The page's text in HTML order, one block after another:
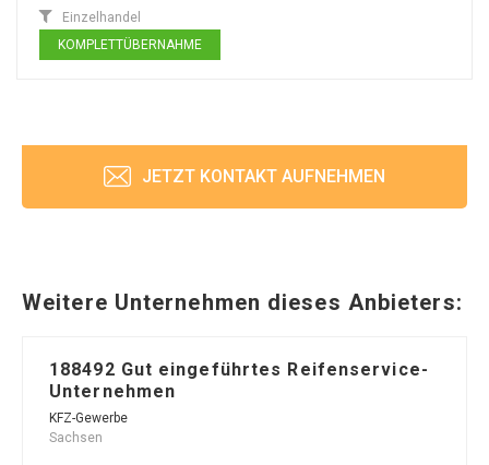
Einzelhandel
KOMPLETTÜBERNAHME
JETZT KONTAKT AUFNEHMEN
Weitere Unternehmen dieses Anbieters:
188492 Gut eingeführtes Reifenservice-
Unternehmen
KFZ-Gewerbe
Sachsen